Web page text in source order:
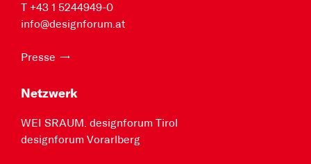
T +43 1 5244949-0
info@designforum.at
Presse
Netzwerk
WEI SRAUM. designforum Tirol
designforum Vorarlberg